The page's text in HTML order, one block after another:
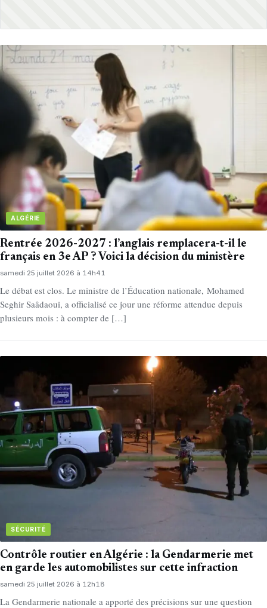
ALGÉRIE
Rentrée 2026-2027 : l’anglais remplacera-t-il le
français en 3e AP ? Voici la décision du ministère
samedi 25 juillet 2026 à 14h41
Le débat est clos. Le ministre de l’Éducation nationale, Mohamed
Seghir Saâdaoui, a officialisé ce jour une réforme attendue depuis
plusieurs mois : à compter de […]
SÉCURITÉ
Contrôle routier en Algérie : la Gendarmerie met
en garde les automobilistes sur cette infraction
samedi 25 juillet 2026 à 12h18
La Gendarmerie nationale a apporté des précisions sur une question